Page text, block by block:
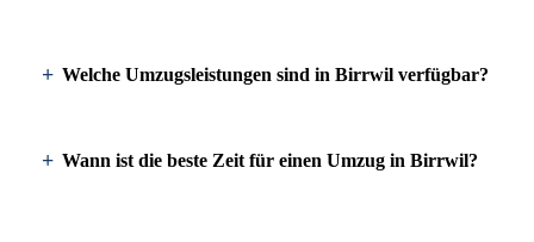
Welche Umzugsleistungen sind in Birrwil verfügbar?
Wann ist die beste Zeit für einen Umzug in Birrwil?